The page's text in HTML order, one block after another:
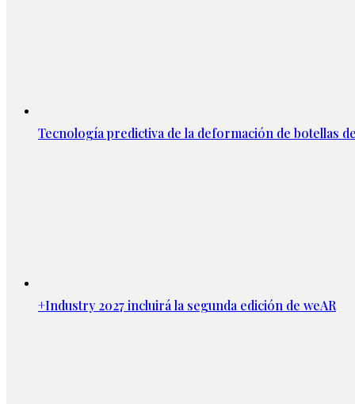
Tecnología predictiva de la deformación de botellas
+Industry 2027 incluirá la segunda edición de weAR